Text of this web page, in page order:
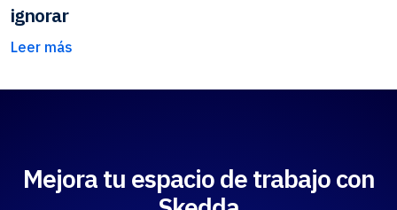
ignorar
Leer más
Mejora tu espacio de trabajo con